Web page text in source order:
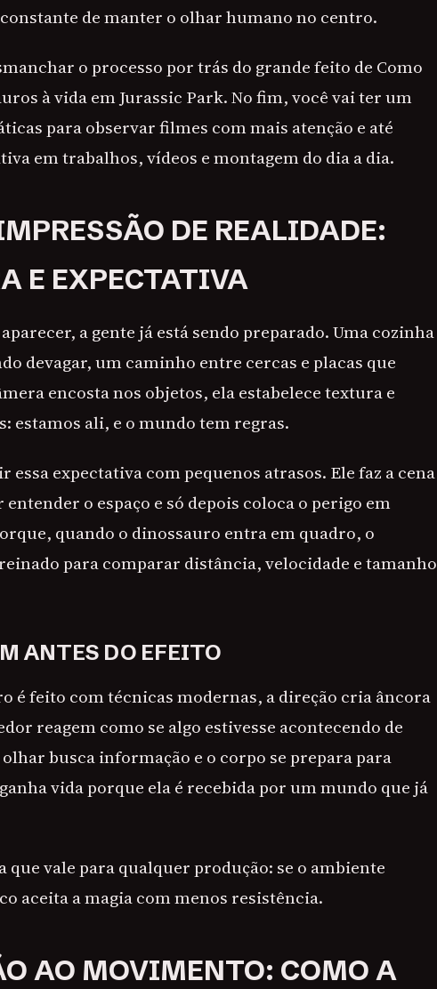
de manter o olhar humano no centro.
o processo por trás do grande feito de Como
à vida em Jurassic Park. No fim, você vai ter um
para observar filmes com mais atenção e até
em trabalhos, vídeos e montagem do dia a dia.
DE REALIDADE:
E EXPECTATIVA
a gente já está sendo preparado. Uma cozinha
devagar, um caminho entre cercas e placas que
encosta nos objetos, ela estabelece textura e
estamos ali, e o mundo tem regras.
expectativa com pequenos atrasos. Ele faz a cena
o espaço e só depois coloca o perigo em
quando o dinossauro entra em quadro, o
para comparar distância, velocidade e tamanho
ANTES DO EFEITO
é feito com técnicas modernas, a direção cria âncora
reagem como se algo estivesse acontecendo de
busca informação e o corpo se prepara para
vida porque ela é recebida por um mundo que já
que vale para qualquer produção: se o ambiente
aceita a magia com menos resistência.
AO MOVIMENTO: COMO A